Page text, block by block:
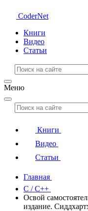
CoderNet
Книги
Видео
Статьи
Меню
Книги
Видео
Статьи
Главная
C / C++
Освой
издание.